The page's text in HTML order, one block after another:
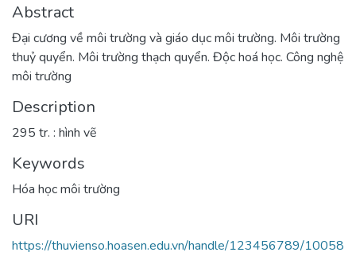
Abstract
Đại cương về môi trường và giáo dục môi trường. Môi trường
thuỷ quyển. Môi trường thạch quyển. Độc hoá học. Công nghệ
môi trường
Description
295 tr. : hình vẽ
Keywords
Hóa học môi trường
URI
https://thuvienso.hoasen.edu.vn/handle/123456789/10058